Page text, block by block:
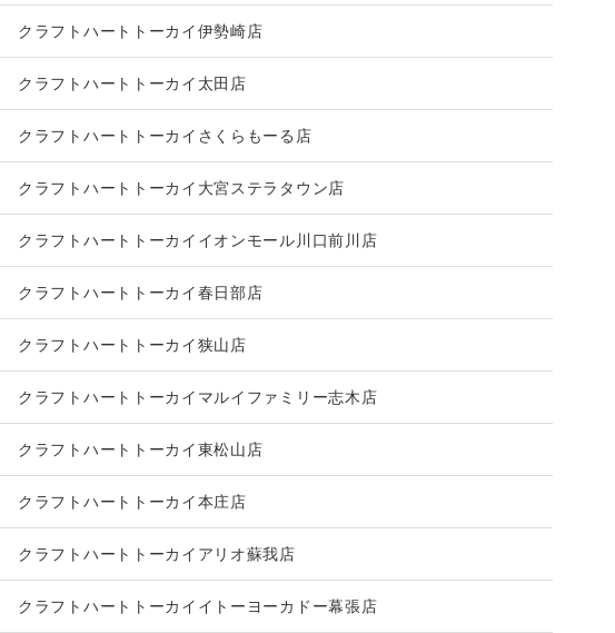
クラフトハートトーカイ伊勢崎店
クラフトハートトーカイ太田店
クラフトハートトーカイさくらもーる店
クラフトハートトーカイ大宮ステラタウン店
クラフトハートトーカイイオンモール川口前川店
クラフトハートトーカイ春日部店
クラフトハートトーカイ狭山店
クラフトハートトーカイマルイファミリー志木店
クラフトハートトーカイ東松山店
クラフトハートトーカイ本庄店
クラフトハートトーカイアリオ蘇我店
クラフトハートトーカイイトーヨーカドー幕張店